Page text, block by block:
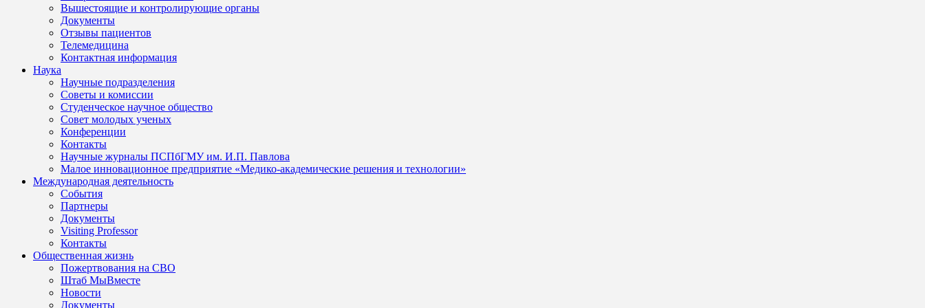
Вышестоящие и контролирующие органы
Документы
Отзывы пациентов
Телемедицина
Контактная информация
Наука
Научные подразделения
Советы и комиссии
Студенческое научное общество
Совет молодых ученых
Конференции
Контакты
Научные журналы ПСПбГМУ им. И.П. Павлова
Малое инновационное предприятие «Медико-академические решения и технологии»
Международная деятельность
События
Партнеры
Документы
Visiting Professor
Контакты
Общественная жизнь
Пожертвования на СВО
Штаб МыВместе
Новости
Документы